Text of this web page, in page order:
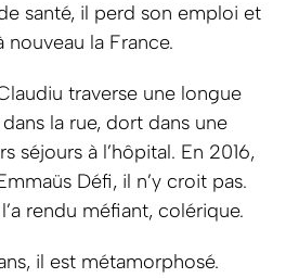
santé, il perd son emploi et
la France.
traverse une longue
la rue, dort dans une
séjours à l’hôpital. En 2016,
Défi, il n’y croit pas.
rendu méfiant, colérique.
il est métamorphosé.